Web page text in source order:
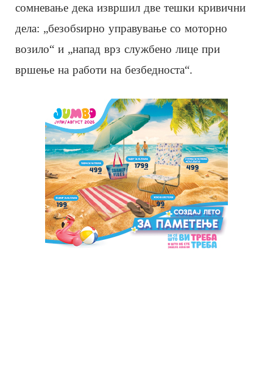
сомневање дека извршил две тешки кривични
дела: „безобѕирно управување со моторно
возило“ и „напад врз службено лице при
вршење на работи на безбедноста“.